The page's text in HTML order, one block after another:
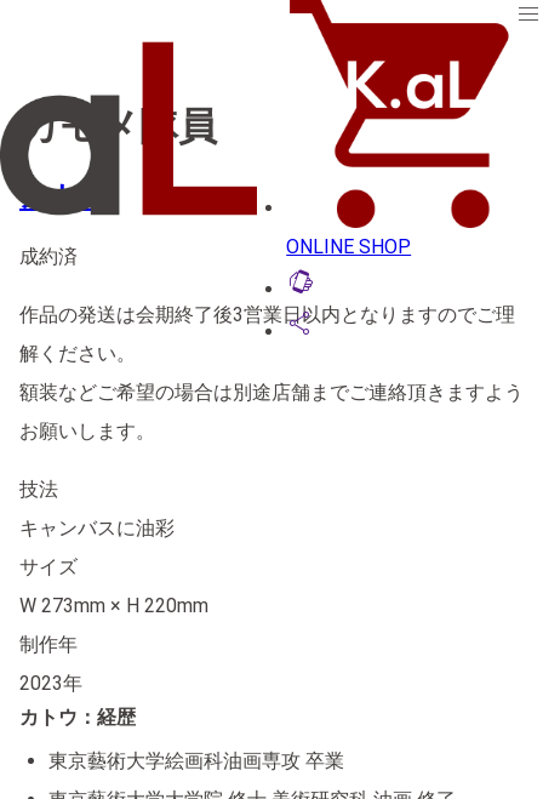
ONLINE SHOP
lift_to_talk
share
menu
カモメ隊員
カトウ
成約済
作品の発送は会期終了後3営業日以内となりますのでご理
解ください。
額装などご希望の場合は別途店舗までご連絡頂きますよう
お願いします。
技法
キャンバスに油彩
サイズ
W 273mm × H 220mm
制作年
2023年
カトウ：経歴
東京藝術大学絵画科油画専攻 卒業